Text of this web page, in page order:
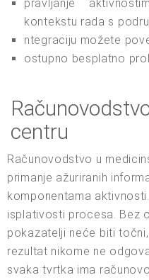
pravljanje
kontekstu rada s
ntegraciju možete
ostupno besplatno
centru
Računovodstvo u
primanje ažuriranih
komponentama
isplativosti procesa. Bez
pokazatelji neće biti
rezultat nikome ne
svaka tvrtka ima